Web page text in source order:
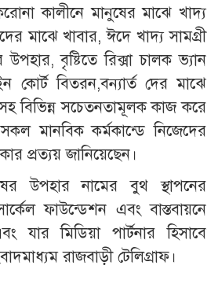
কালীনে মানুষের মাঝে খাদ্য
মাঝে খাবার, ঈদে খাদ্য সামগ্রী
উপহার, বৃষ্টিতে রিক্সা চালক ভ্যান
কোর্ট বিতরন,বন্যার্ত দের মাঝে
বিভিন্ন সচেতনতামূলক কাজ করে
মানবিক কর্মকান্ডে নিজেদের
প্রত্যয় জানিয়েছেন।
উপহার নামের বুথ স্থাপনের
ফাউন্ডেশন এবং বাস্তবায়নে
যার মিডিয়া পার্টনার হিসাবে
রাজবাড়ী টেলিগ্রাফ।